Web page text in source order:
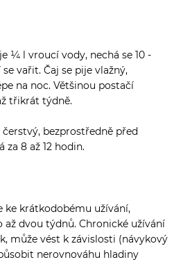
¼ l vroucí vody, nechá se 10 -
vařit. Čaj se pije vlažný,
na noc. Většinou postačí
třikrát týdně.
bezprostředně před
za 8 až 12 hodin.
ke krátkodobému užívání,
až dvou týdnů. Chronické užívání
může vést k závislosti (návykový
nerovnováhu hladiny